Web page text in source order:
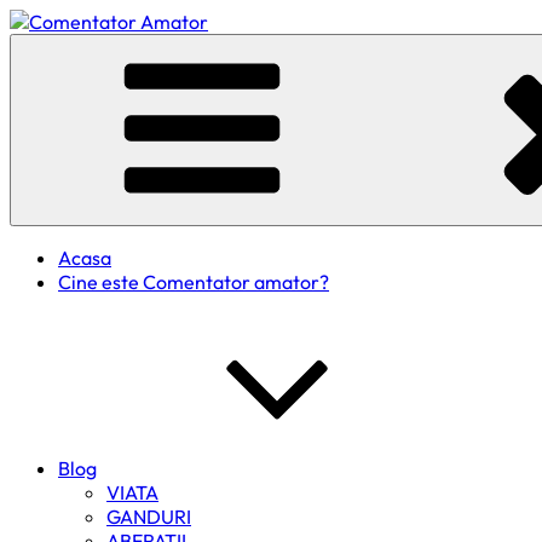
Skip
to
Comentator Amator
Acasa
Cine este Comentator amator?
Blog
VIATA
GANDURI